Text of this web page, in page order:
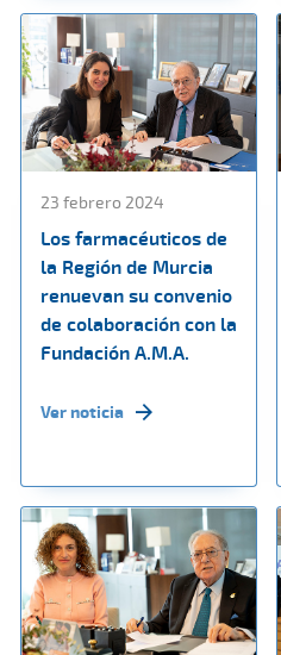
23 febrero 2024
Los farmacéuticos de
la Región de Murcia
renuevan su convenio
de colaboración con la
Fundación A.M.A.
Ver noticia